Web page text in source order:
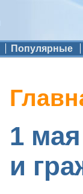
Популярные
Вы здесь
1
и